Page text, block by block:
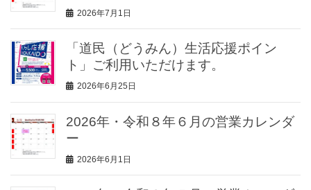
2026年7月1日
「道民（どうみん）生活応援ポイン
ト」ご利用いただけます。
2026年6月25日
2026年・令和８年６月の営業カレンダ
ー
2026年6月1日